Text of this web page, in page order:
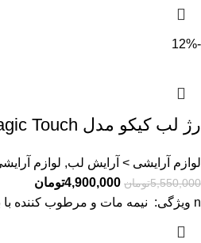
-12%
رژ لب کیکو مدل One Magic Touch
لوازم آرایشی > آرایش لب, لوازم
5,550,000تومان 4,900,000تومان
n ویژگی: نیمه مات و مرطوب کننده با بافت سبک و نرم؛ n پوشش یکنواخت و رنگ‌ دهی فوری n